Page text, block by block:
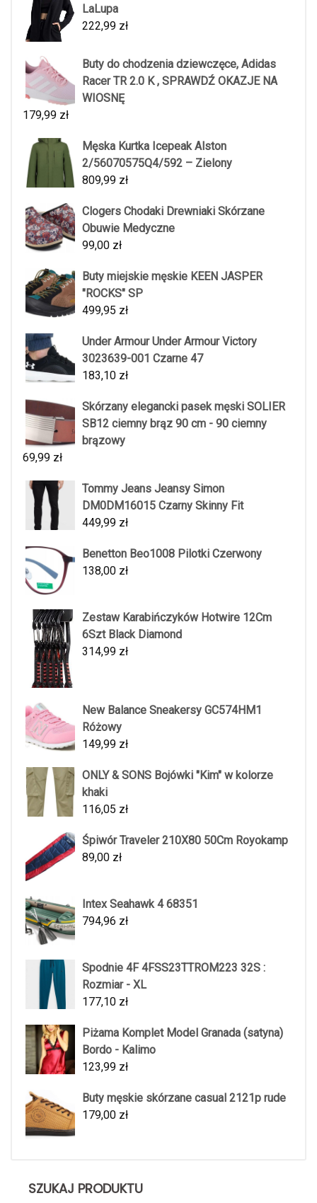
LaLupa
222,99 zł
Buty do chodzenia dziewczęce, Adidas
Racer TR 2.0 K , SPRAWDŹ OKAZJE NA
WIOSNĘ
179,99 zł
Męska Kurtka Icepeak Alston
2/56070575Q4/592 – Zielony
809,99 zł
Clogers Chodaki Drewniaki Skórzane
Obuwie Medyczne
99,00 zł
Buty miejskie męskie KEEN JASPER
"ROCKS" SP
499,95 zł
Under Armour Under Armour Victory
3023639-001 Czarne 47
183,10 zł
Skórzany elegancki pasek męski SOLIER
SB12 ciemny brąz 90 cm - 90 ciemny
brązowy
69,99 zł
Tommy Jeans Jeansy Simon
DM0DM16015 Czarny Skinny Fit
449,99 zł
Benetton Beo1008 Pilotki Czerwony
138,00 zł
Zestaw Karabińczyków Hotwire 12Cm
6Szt Black Diamond
314,99 zł
New Balance Sneakersy GC574HM1
Różowy
149,99 zł
ONLY & SONS Bojówki "Kim" w kolorze
khaki
116,05 zł
Śpiwór Traveler 210X80 50Cm Royokamp
89,00 zł
Intex Seahawk 4 68351
794,96 zł
Spodnie 4F 4FSS23TTROM223 32S :
Rozmiar - XL
177,10 zł
Piżama Komplet Model Granada (satyna)
Bordo - Kalimo
123,99 zł
Buty męskie skórzane casual 2121p rude
179,00 zł
SZUKAJ PRODUKTU